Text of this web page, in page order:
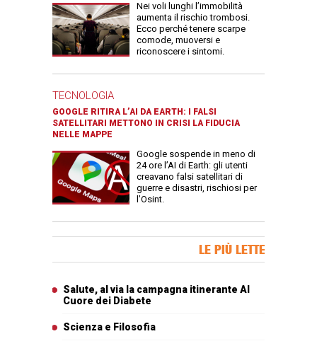
Nei voli lunghi l’immobilità
aumenta il rischio trombosi.
Ecco perché tenere scarpe
comode, muoversi e
riconoscere i sintomi.
TECNOLOGIA
GOOGLE RITIRA L’AI DA EARTH: I FALSI
SATELLITARI METTONO IN CRISI LA FIDUCIA
NELLE MAPPE
Google sospende in meno di
24 ore l’AI di Earth: gli utenti
creavano falsi satellitari di
guerre e disastri, rischiosi per
l’Osint.
LE PIÙ LETTE
Salute, al via la campagna itinerante Al
Cuore dei Diabete
Scienza e Filosofia